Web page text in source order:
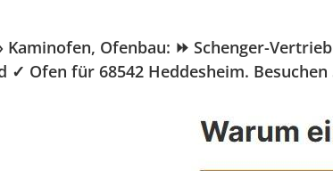
Kaminofen, Ofenbau: ⏩ Schenger-
✓ Ofen für 68542 Heddesheim.